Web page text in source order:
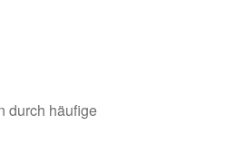
durch häufige